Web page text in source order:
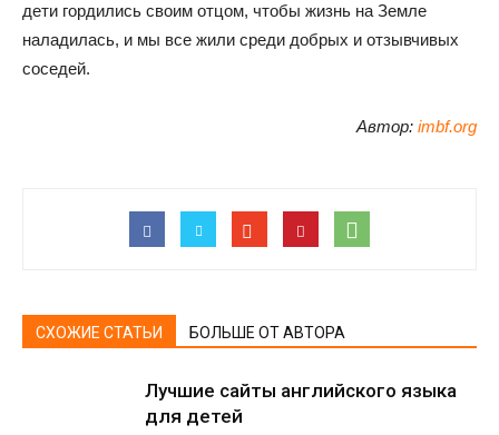
дети гордились своим отцом, чтобы жизнь на Земле
наладилась, и мы все жили среди добрых и отзывчивых
соседей.
Автор: imbf.org
СХОЖИЕ СТАТЬИ БОЛЬШЕ ОТ АВТОРА
Лучшие сайты английского языка
для детей